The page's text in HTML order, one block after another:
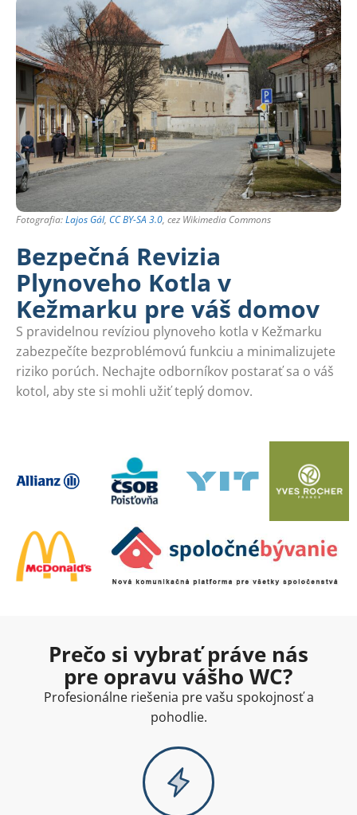
Fotografia:Lajos Gál, CC BY-SA 3.0, cez Wikimedia Commons
Bezpečná Revizia
Plynoveho Kotla v
Kežmarku pre váš domov
S pravidelnou revíziou plynoveho kotla v Kežmarku
zabezpečíte bezproblémovú funkciu a minimalizujete
riziko porúch. Nechajte odborníkov postarať sa o váš
kotol, aby ste si mohli užiť teplý domov.
Prečo si vybrať práve nás
pre opravu vášho WC?
Profesionálne riešenia pre vašu spokojnosť a
pohodlie.